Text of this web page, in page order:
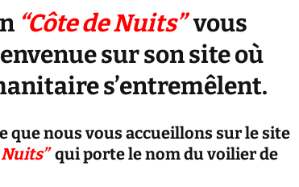
Newsletter 8 – Déc 2014
Newsletter 9 – Oct 2015
Newsletter 10 – Déc 2015
Newsletter 11 – AG
d’avril-2016
“Côte de Nuits”vous
sur son site où
s’entremêlent.
que nous vous accueillons sur le site
Nuits”qui porte le nom du voilier de